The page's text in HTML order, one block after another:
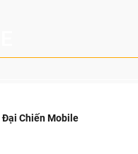
Chiến Mobile